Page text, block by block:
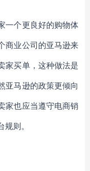
一个更良好的购物体
商业公司的亚马逊来
家买单，这种做法是
亚马逊的政策更倾向
家也应当遵守电商销
则。